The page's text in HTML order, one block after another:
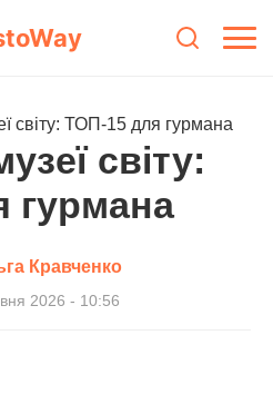
світу: ТОП-15 для гурмана
світу:
гурмана
Кравченко
2026 - 10:56